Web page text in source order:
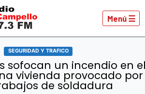
Menú ☰
SEGURIDAD Y TRAFICO
sofocan un incendio en
vivienda provocado por
de soldadura